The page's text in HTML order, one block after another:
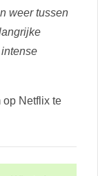
weer tussen
op Netflix te